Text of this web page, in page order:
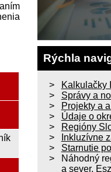
Rýchla
Kalkulačky
Správy a
Projekty a
Údaje o
Regióny
Inkluzívne
Starnutie
Náhodný
a sever,